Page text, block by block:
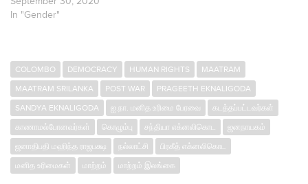
In "Gender"
COLOMBO DEMOCRACY HUMAN RIGHTS
MAATRAM
MAATRAM SRILANKA
POST WAR
PRAGEETH EKNALIGODA
SANDYA EKNALIGODA
ஐ.நா. மனித உரிமை பேரவை
கடத்தப்பட்டவர்கள்
காணாமல்போனவர்கள்
கொழும்பு சந்தியா எக்னலிகொட
ஜனநாயகம்
ஜனாதிபதி மஹிந்த ராஜபக்ஷ
நல்லாட்சி
பிரகீத் எக்னலிகொட
மனித உரிமைகள்
மாற்றம் மாற்றம் இலங்கை